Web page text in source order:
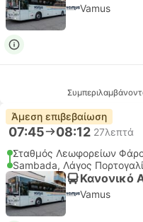
Vamus
Άμεση επιβεβαίωση
07:45 08:12 27λεπτά
Σταθμός Λεωφορείων
Sambada, Λάγος
Κανονικό
Vamus